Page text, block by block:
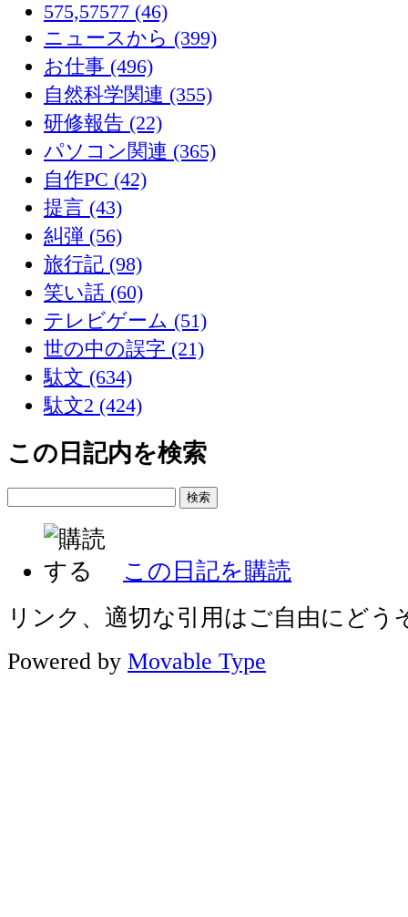
575,57577 (46)
ニュースから (399)
お仕事 (496)
自然科学関連 (355)
研修報告 (22)
パソコン関連 (365)
自作PC (42)
提言 (43)
糾弾 (56)
旅行記 (98)
笑い話 (60)
テレビゲーム (51)
世の中の誤字 (21)
駄文 (634)
駄文2 (424)
この日記内を検索
この日記を購読
リンク、適切な引用はご自由にどう
Powered by Movable Type